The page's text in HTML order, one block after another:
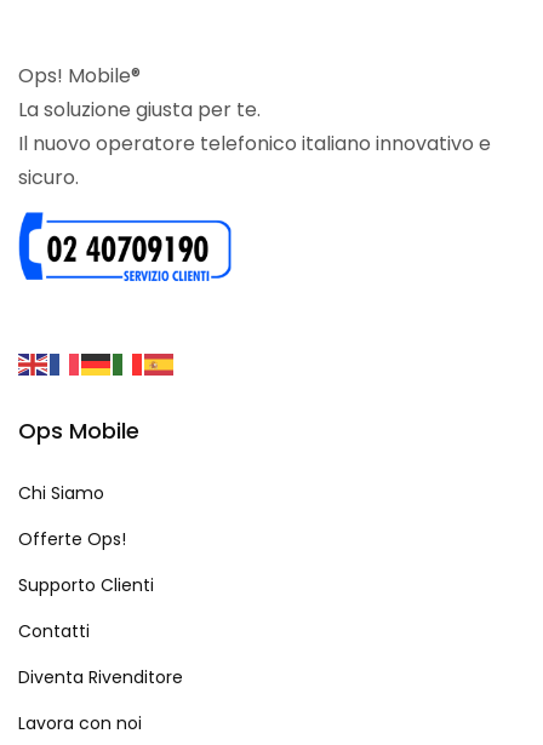
Ops! Mobile®
La soluzione giusta per te.
Il nuovo operatore telefonico italiano innovativo e
sicuro.
Ops Mobile
Chi Siamo
Offerte Ops!
Supporto Clienti
Contatti
Diventa Rivenditore
Lavora con noi